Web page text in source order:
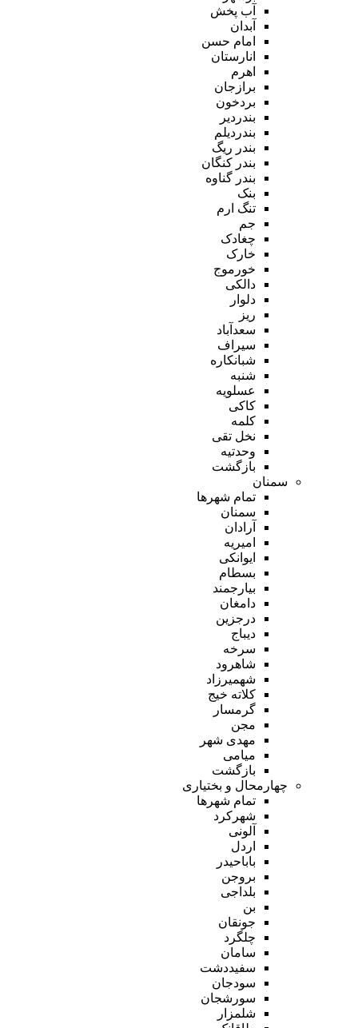
آب پخش
آبدان
امام حسن
انارستان
اهرم
برازجان
بردخون
بندردیر
بندردیلم
بندر ریگ
بندر کنگان
بندر گناوه
بنک
تنگ ارم
جم
چغادک
خارک
خورموج
دالکی
دلوار
ریز
سعدآباد
سیراف
شبانکاره
شنبه
عسلویه
کاکی
کلمه
نخل تقی
وحدتیه
بازگشت
سمنان
تمام شهر‌ها
سمنان
آرادان
امیریه
ایوانکی
بسطام
بیارجمند
دامغان
درجزین
دیباج
سرخه
شاهرود
شهمیرزاد
کلاته خیج
گرمسار
مجن
مهدی شهر
میامی
بازگشت
چهارمحال و بختیاری
تمام شهر‌ها
شهرکرد
آلونی
اردل
باباحیدر
بروجن
بلداجی
بن
جونقان
چلگرد
سامان
سفیددشت
سودجان
سورشجان
شلمزار